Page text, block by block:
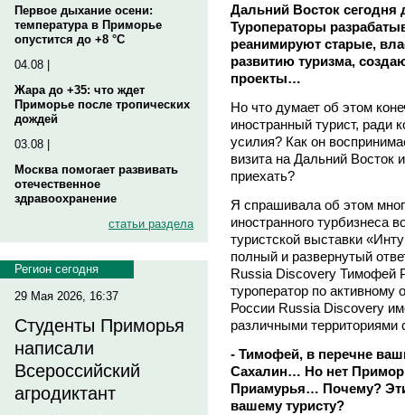
Первое дыхание осени:
температура в Приморье
опустится до +8 °C
04.08 |
Жара до +35: что ждет
Приморье после тропических
дождей
03.08 |
Москва помогает развивать
отечественное
здравоохранение
статьи раздела
Регион сегодня
29 Мая 2026, 16:37
Студенты Приморья
написали
Всероссийский
агродиктант
Дальний Восток сегодня
Туроператоры
реанимируют старые,
развитию туризма,
проекты…
Но что думает об этом
иностранный турист, ради
усилия? Как он
визита на Дальний Восток
приехать?
Я спрашивала об этом
иностранного турбизнеса
туристской выставки
полный и развернутый
Russia Discovery
туроператор по активному
России Russia Discovery
различными
- Тимофей, в перечне
Сахалин… Но нет
Приамурья… Почему?
вашему туристу?